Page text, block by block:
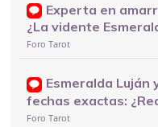
Experta en
¿La vidente
Foro Tarot
Esmeralda Luján
fechas exactas:
Foro Tarot